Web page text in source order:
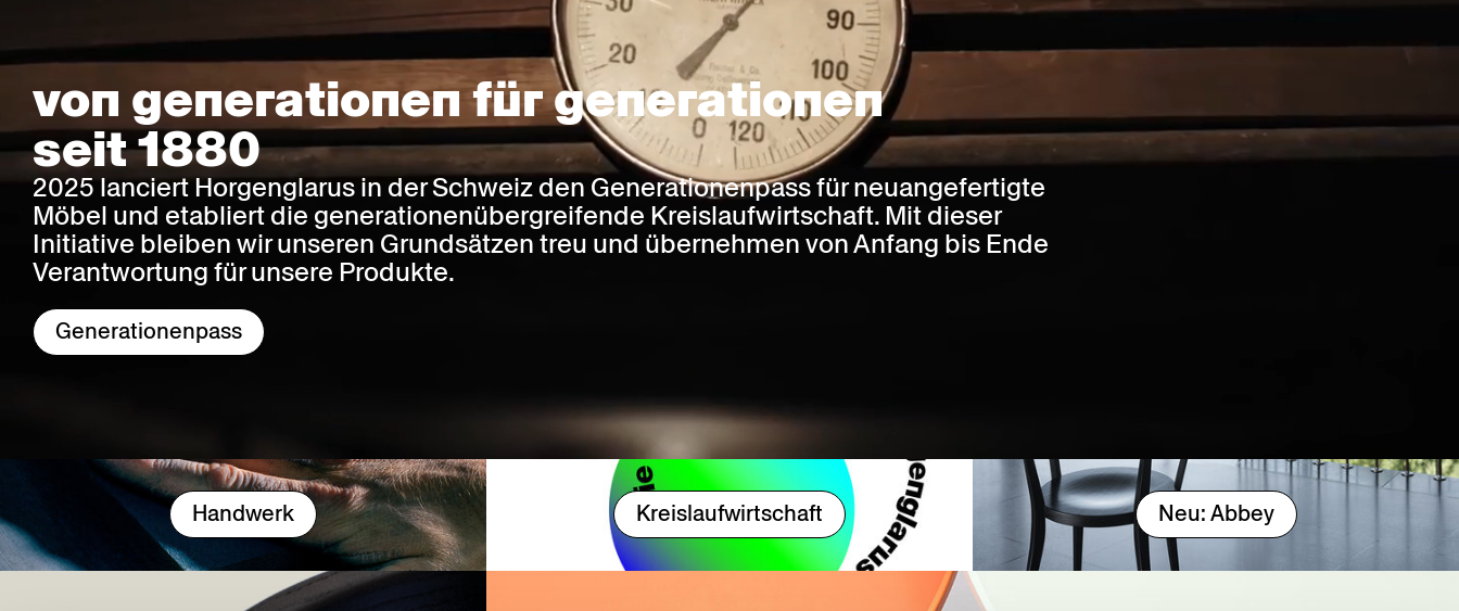
von generationen für generationen
seit 1880
2025 lanciert Horgenglarus in der Schweiz den Generationenpass für neuangefertigte
Möbel und etabliert die generationenübergreifende Kreislaufwirtschaft. Mit dieser
Initiative bleiben wir unseren Grundsätzen treu und übernehmen von Anfang bis Ende
Verantwortung für unsere Produkte.
Generationenpass
Handwerk
Handwerk
Generationenpass
Kreislaufwirtschaft Neu: Abbey